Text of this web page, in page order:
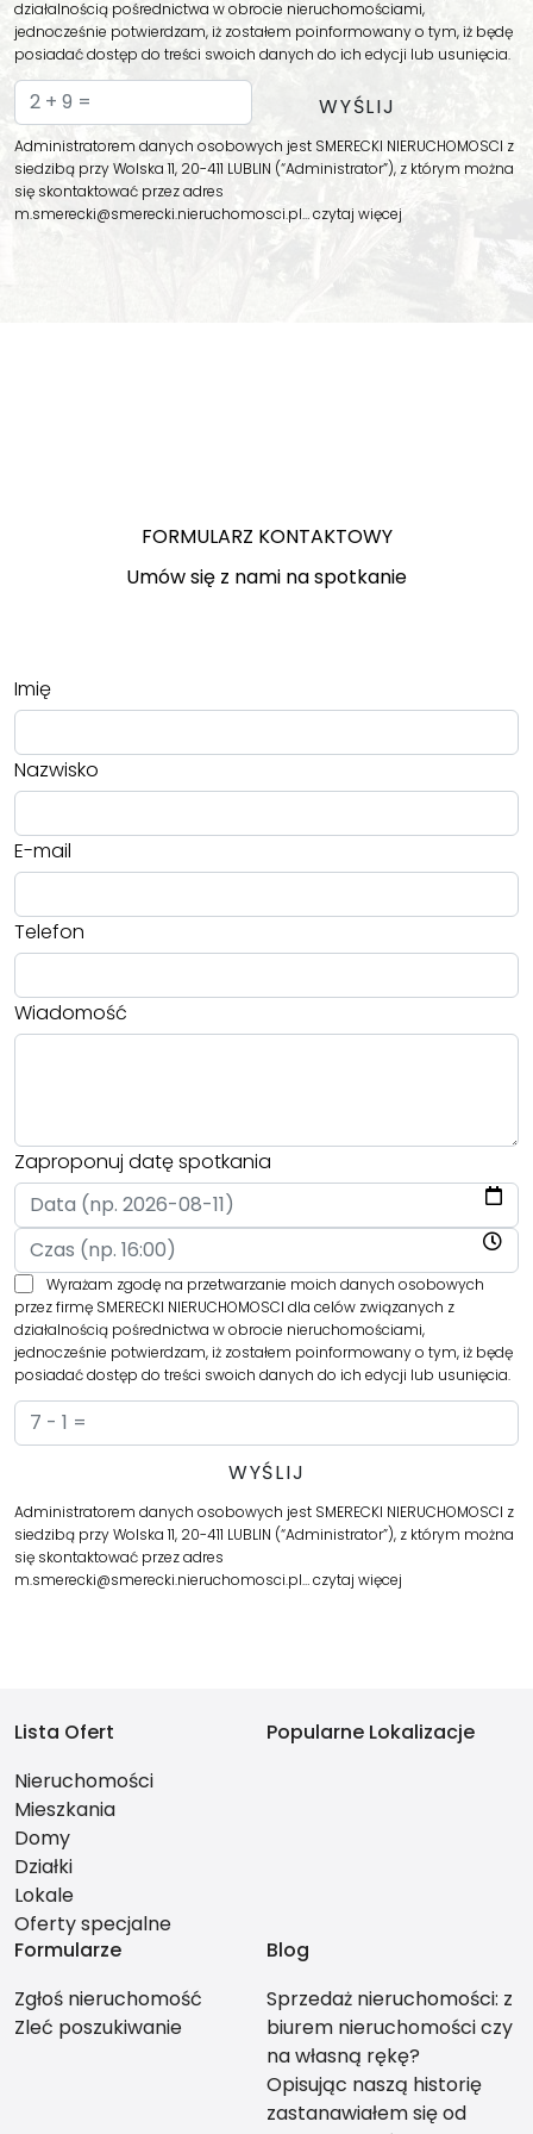
działalnością pośrednictwa w obrocie nieruchomościami,
jednocześnie potwierdzam, iż zostałem poinformowany o tym, iż będę
posiadać dostęp do treści swoich danych do ich edycji lub usunięcia.
Administratorem danych osobowych jest SMERECKI NIERUCHOMOSCI z
siedzibą przy Wolska 11, 20-411 LUBLIN (“Administrator”), z którym można
się skontaktować przez adres
m.smerecki@smerecki.nieruchomosci.pl…czytaj więcej
FORMULARZ KONTAKTOWY
Umów się z nami na spotkanie
Imię
Nazwisko
E-mail
Telefon
Wiadomość
Zaproponuj datę spotkania
Wyrażam zgodę na przetwarzanie moich danych osobowych
przez firmę SMERECKI NIERUCHOMOSCI dla celów związanych z
działalnością pośrednictwa w obrocie nieruchomościami,
jednocześnie potwierdzam, iż zostałem poinformowany o tym, iż będę
posiadać dostęp do treści swoich danych do ich edycji lub usunięcia.
Administratorem danych osobowych jest SMERECKI NIERUCHOMOSCI z
siedzibą przy Wolska 11, 20-411 LUBLIN (“Administrator”), z którym można
się skontaktować przez adres
m.smerecki@smerecki.nieruchomosci.pl…czytaj więcej
Lista Ofert
Nieruchomości
Mieszkania
Domy
Działki
Lokale
Oferty specjalne
Popularne Lokalizacje
Formularze
Zgłoś nieruchomość
Zleć poszukiwanie
Blog
Sprzedaż nieruchomości: z
biurem nieruchomości czy
na własną rękę?
Opisując naszą historię
zastanawiałem się od